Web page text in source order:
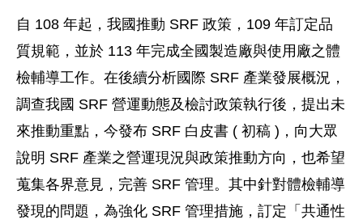
自 108 年起，我國推動 SRF 政策，109 年訂定品
質規範，並於 113 年完成全國製造廠與使用廠之體
檢輔導工作。在後續分析國際 SRF 產業發展概況，
調查我國 SRF 營運動態及檢討政策執行後，提出未
來推動重點，今發布 SRF 白皮書 ( 初稿 )，向大眾
說明 SRF 產業之營運現況與政策推動方向，也希望
蒐集各界意見，完善 SRF 管理。其中針對體檢輔導
發現的問題，為強化 SRF 管理措施，訂定「共通性